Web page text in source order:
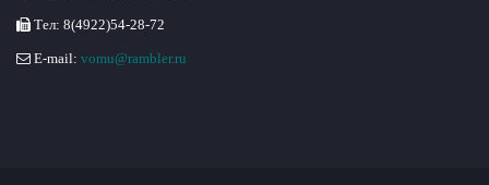
Тел: 8(4922)54-28-72
E-mail: vomu@rambler.ru